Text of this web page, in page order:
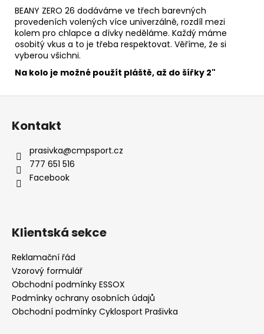
BEANY ZERO 26 dodáváme ve třech barevných
provedeních volených více univerzálně, rozdíl mezi
kolem pro chlapce a dívky neděláme. Každý máme
osobitý vkus a to je třeba respektovat. Věříme, že si
vyberou všichni.
Na kolo je možné použít pláště, až do šířky 2"
Z
Kontakt
prasivka@cmpsport.cz
777 651 516
Facebook
Klientská sekce
Reklamační řád
Vzorový formulář
Obchodní podmínky ESSOX
Podmínky ochrany osobních údajů
Obchodní podmínky Cyklosport Prašivka